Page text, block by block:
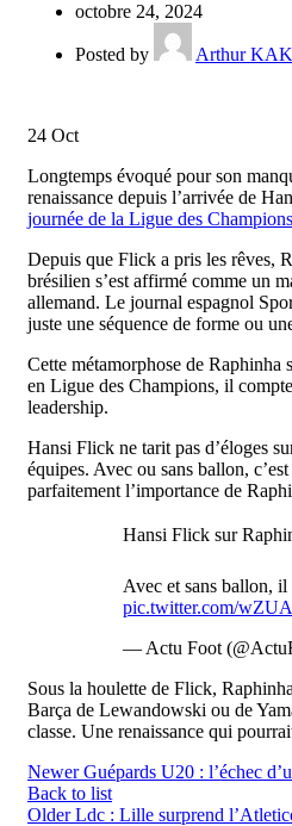
octobre 24, 2024
Posted by Arthur
24 Oct
Longtemps évoqué pour son
renaissance depuis l’arrivée de
journée de la Ligue des
Depuis que Flick a pris les rêves,
brésilien s’est affirmé comme un
allemand. Le journal espagnol
juste une séquence de forme ou
Cette métamorphose de Raphinha
en Ligue des Champions, il
leadership.
Hansi Flick ne tarit pas d’éloges
équipes. Avec ou sans ballon,
parfaitement l’importance de
Hansi Flick sur
Avec et sans ballon,
pic.twitter.com/
— Actu Foot
Sous la houlette de Flick,
Barça de Lewandowski ou de
classe. Une renaissance qui
Newer Guépards U20 : l’échec
Back to list
Older Ldc : Lille surprend